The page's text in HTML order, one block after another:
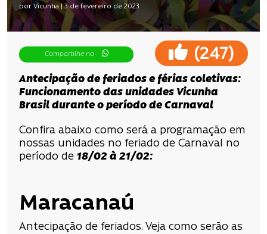
por Vicunha | 3 de fevereiro de 2023
Compartilhe no (247)
Antecipação de feriados e férias coletivas:
Funcionamento das unidades Vicunha
Brasil durante o período de Carnaval
Confira abaixo como será a programação em
nossas unidades no feriado de Carnaval no
período de 18/02 à 21/02:
Maracanaú
Antecipação de feriados. Veja como serão as